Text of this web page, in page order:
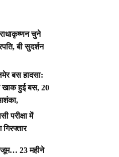
चुने
बी सुदर्शन
बस हादसा:
हुई बस, 20
परीक्षा में
23 महीने